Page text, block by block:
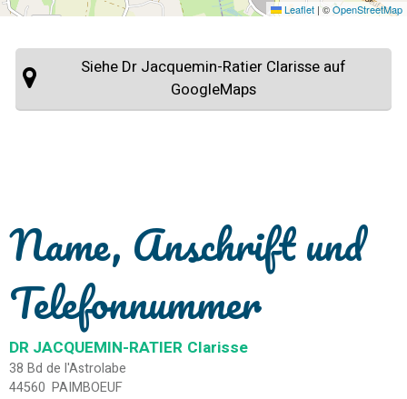
Leaflet | ©OpenStreetMap
Siehe Dr Jacquemin-Ratier Clarisse auf
GoogleMaps
Name, Anschrift und
Telefonnummer
DR JACQUEMIN-RATIER Clarisse
38 Bd de l'Astrolabe
44560 PAIMBOEUF